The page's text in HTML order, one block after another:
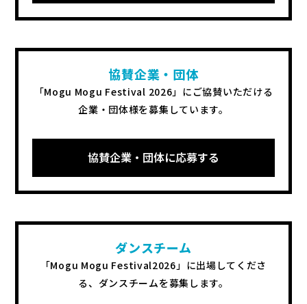
協賛企業・団体
「Mogu Mogu Festival 2026」にご協賛いただける
企業・団体様を募集しています。
協賛企業・団体に応募する
ダンスチーム
「Mogu Mogu Festival2026」に出場してくださ
る、 ダンスチームを募集します。